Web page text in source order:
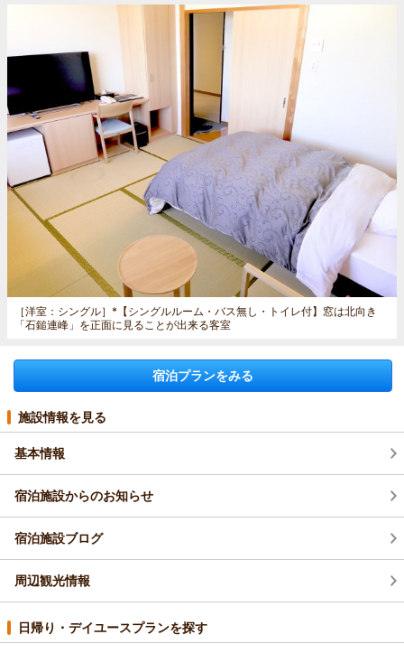
［洋室：シングル］ *【シングルルーム・バス無し・トイレ付】窓は北向き
「石鎚連峰」を正面に見ることが出来る客室
宿泊プランをみる
施設情報を見る
基本情報
宿泊施設からのお知らせ
宿泊施設ブログ
周辺観光情報
日帰り・デイユースプランを探す